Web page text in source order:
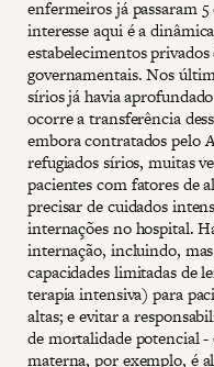
enfermeiros já passaram
interesse aqui é a
estabelecimentos privados
governamentais. Nos
sírios já havia
ocorre a transferência
embora contratados pelo
refugiados sírios, muitas
pacientes com fatores de
precisar de cuidados
internações no hospital.
internação, incluindo,
capacidades limitadas de
terapia intensiva) para
altas; e evitar a
de mortalidade potencial
materna, por exemplo, é